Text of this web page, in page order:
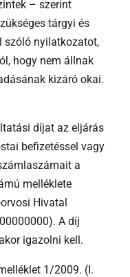
– szerint
tárgyi és
szóló nyilatkozatot,
hogy nem állnak
kizáró okai.
díjat az eljárás
befizetéssel vagy
a
melléklete
Hivatal
A díj
igazolni kell.
1/2009. (I.